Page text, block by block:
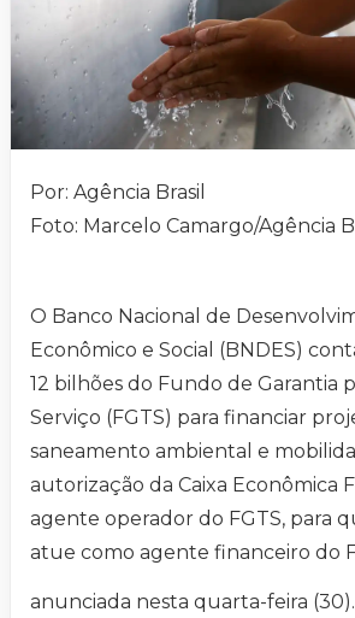
Por: Agência Brasil
Foto: Marcelo Camargo/Agência
O Banco Nacional de
Econômico e Social (BNDES)
12 bilhões do Fundo de Garantia
Serviço (FGTS) para financiar
saneamento ambiental e
autorização da Caixa Econômica
agente operador do FGTS, para
atue como agente financeiro do
anunciada nesta quarta-feira (30).